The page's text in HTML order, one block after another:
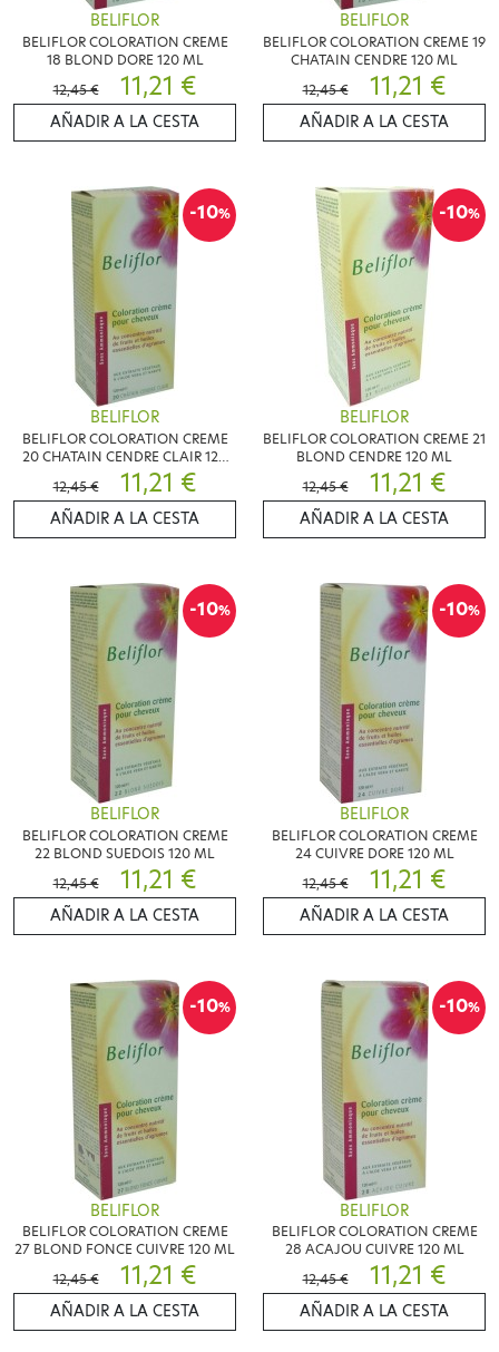
BELIFLOR
BELIFLOR COLORATION CREME
18 BLOND DORE 120 ML
12,45 €
11,21 €
AÑADIR A LA CESTA
BELIFLOR
BELIFLOR COLORATION CREME 19
CHATAIN CENDRE 120 ML
12,45 €
11,21 €
AÑADIR A LA CESTA
-10%
BELIFLOR
BELIFLOR COLORATION CREME
20 CHATAIN CENDRE CLAIR 120
ML
12,45 € 11,21 €
AÑADIR A LA CESTA
-10%
BELIFLOR
BELIFLOR COLORATION CREME 21
BLOND CENDRE 120 ML
12,45 €
11,21 €
AÑADIR A LA CESTA
-10%
BELIFLOR
BELIFLOR COLORATION CREME
22 BLOND SUEDOIS 120 ML
12,45 €
11,21 €
AÑADIR A LA CESTA
-10%
BELIFLOR
BELIFLOR COLORATION CREME
24 CUIVRE DORE 120 ML
12,45 €
11,21 €
AÑADIR A LA CESTA
-10%
BELIFLOR
BELIFLOR COLORATION CREME
27 BLOND FONCE CUIVRE 120 ML
12,45 €
11,21 €
AÑADIR A LA CESTA
-10%
BELIFLOR
BELIFLOR COLORATION CREME
28 ACAJOU CUIVRE 120 ML
12,45 €
11,21 €
AÑADIR A LA CESTA